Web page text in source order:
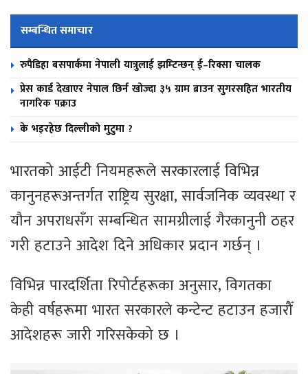
सम्बन्धित समाचार
रुपैडिहा बसपार्कमा नेपाली यात्रुलाई झम्टिन्छन् ई–रिक्सा चालक
प्रेस कार्ड देखाएर नेपाल छिर्न खोज्दा ३५ ग्राम ब्राउन सुगरसहित भारतीय
नागरिक पक्राउ
के भइरहेछ दिल्लीको मुटुमा ?
भारतको आईटी नियमहरूले सरकारलाई विभिन्न
कानुनहरूअन्तर्गत राष्ट्रिय सुरक्षा, सार्वजनिक व्यवस्था र
यौन अपराधसँग सम्बन्धित सामग्रीलाई गैरकानुनी ठहर
गरी हटाउने आदेश दिने अधिकार प्रदान गर्छन् ।
विभिन्न पारदर्शिता रिपोर्टहरूका अनुसार, विगतका
केही वर्षहरूमा भारत सरकारले कन्टेन्ट हटाउन हजारौँ
आदेशहरू जारी गरिसकेको छ ।